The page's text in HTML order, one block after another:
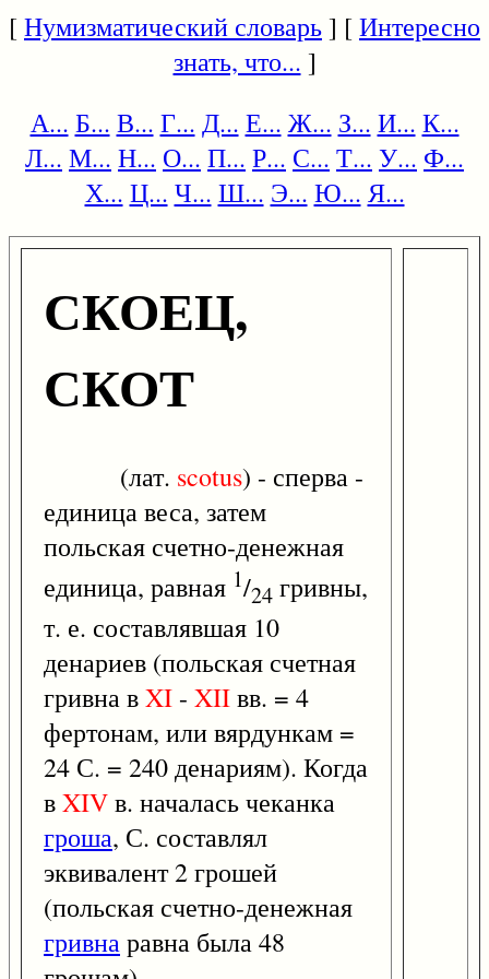
[Нумизматический словарь] [Интересно
знать, что... ]
А... Б... В... Г... Д... Е... Ж... З... И... К...
Л... М... Н... О... П... Р... С... Т... У... Ф...
Х... Ц... Ч... Ш... Э... Ю... Я...
СКОЕЦ,
СКОТ
(лат. scotus) - сперва -
единица веса, затем
польская счетно-денежная
единица, равная 1/24 гривны,
т. е. составлявшая 10
денариев (польская счетная
гривна вXI - XIIвв. = 4
фертонам, или вярдункам =
24 С. = 240 денариям). Когда
вXIVв. началась чеканка
гроша, С. составлял
эквивалент 2 грошей
(польская счетно-денежная
гривнаравна была 48